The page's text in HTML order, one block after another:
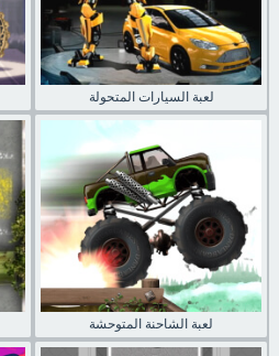
لعبة السيارات المتحولة
لعبة الشاحنة المتوحشة